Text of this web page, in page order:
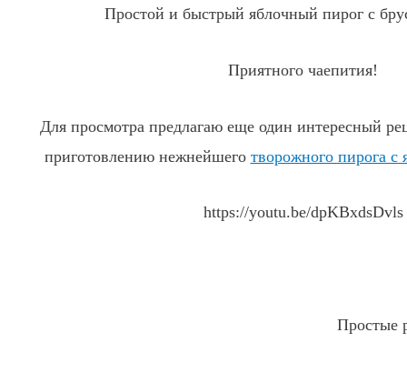
Простой и быстрый яблочный пирог с
Приятного чаепития!
Для просмотра предлагаю еще один интересный
приготовлению нежнейшего творожного пирога с
https://youtu.be/dpKBxdsDvls
Простые